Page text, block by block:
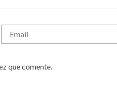
que comente.